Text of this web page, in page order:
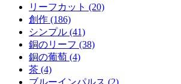
リーフカット (20)
創作 (186)
シンプル (41)
銅のリーフ (38)
銅の葡萄 (4)
茶 (4)
ブルーインパルス (2)